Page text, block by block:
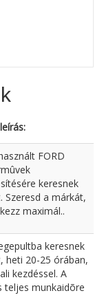
FORD
keresnek
Szeresd a márkát,
maximál..
keresnek
heti 20-25 órában,
kezdéssel. A
teljes munkaidõre